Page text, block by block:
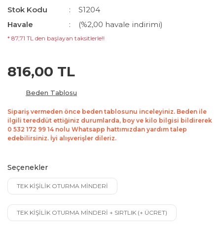
Stok Kodu
S1204
Havale
(%2,00 havale indirimi)
* 87,71 TL den başlayan taksitlerle!!
816,00 TL
Beden Tablosu
Sipariş vermeden önce beden tablosunu inceleyiniz. Beden ile
ilgili tereddüt ettiğiniz durumlarda, boy ve kilo bilgisi bildirerek
0 532 172 99 14 nolu Whatsapp hattımızdan yardım talep
edebilirsiniz. İyi alışverişler dileriz.
Seçenekler
TEK KİŞİLİK OTURMA MİNDERİ
TEK KİŞİLİK OTURMA MİNDERİ + SIRTLIK (+ ÜCRET)